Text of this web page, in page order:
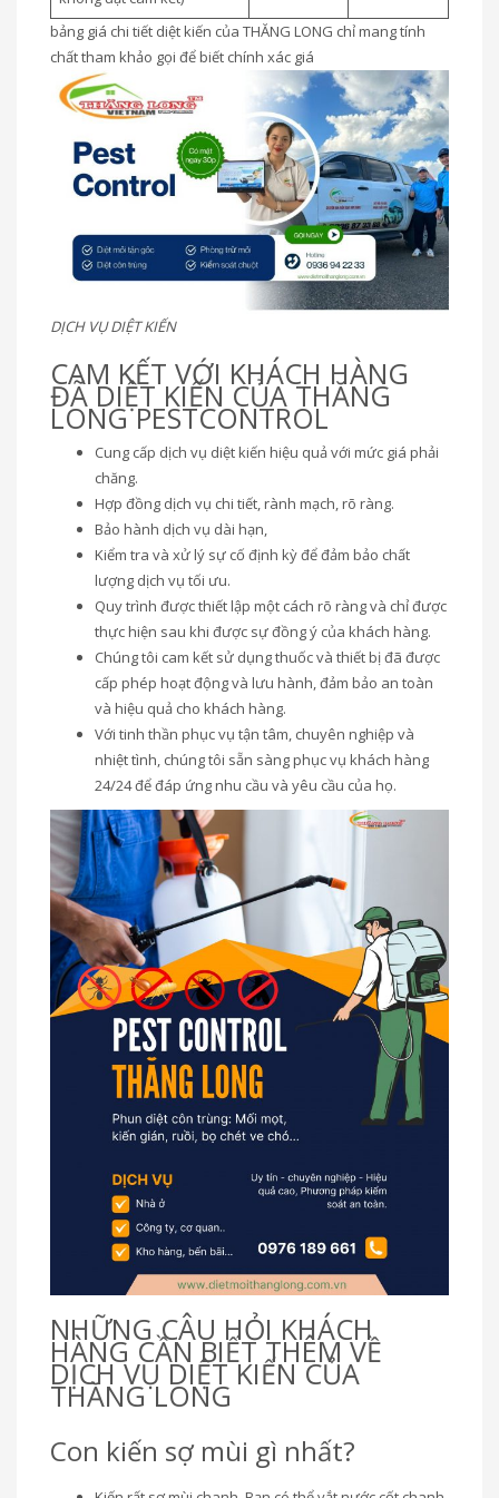
bảng giá chi tiết diệt kiến của THĂNG LONG chỉ mang tính
chất tham khảo gọi để biết chính xác giá
DỊCH VỤ DIỆT KIẾN
CAM KẾT VỚI KHÁCH HÀNG
ĐÃ DIỆT KIẾN CỦA THĂNG
LONG PESTCONTROL
Cung cấp dịch vụ diệt kiến hiệu quả với mức giá phải
chăng.
Hợp đồng dịch vụ chi tiết, rành mạch, rõ ràng.
Bảo hành dịch vụ dài hạn,
Kiểm tra và xử lý sự cố định kỳ để đảm bảo chất
lượng dịch vụ tối ưu.
Quy trình được thiết lập một cách rõ ràng và chỉ được
thực hiện sau khi được sự đồng ý của khách hàng.
Chúng tôi cam kết sử dụng thuốc và thiết bị đã được
cấp phép hoạt động và lưu hành, đảm bảo an toàn
và hiệu quả cho khách hàng.
Với tinh thần phục vụ tận tâm, chuyên nghiệp và
nhiệt tình, chúng tôi sẵn sàng phục vụ khách hàng
24/24 để đáp ứng nhu cầu và yêu cầu của họ.
NHỮNG CÂU HỎI KHÁCH
HÀNG CẦN BIẾT THÊM VỀ
DỊCH VỤ DIỆT KIẾN CỦA
THĂNG LONG
Con kiến sợ mùi gì nhất?